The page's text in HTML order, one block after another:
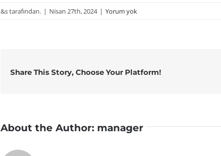
&s tarafından. | Nisan 27th, 2024 | Yorum yok
Share This Story, Choose Your Platform!
About the Author: manager